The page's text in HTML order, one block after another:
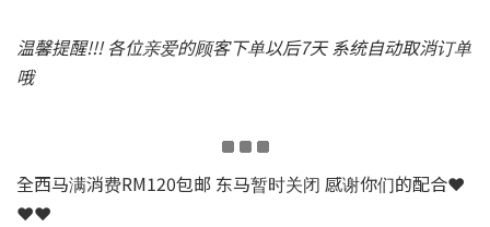
温馨提醒!!! 各位亲爱的顾客下单以后7天 系统自动取消订单
哦
全西马满消费RM120包邮 东马暂时关闭 感谢你们的配合❤
❤❤